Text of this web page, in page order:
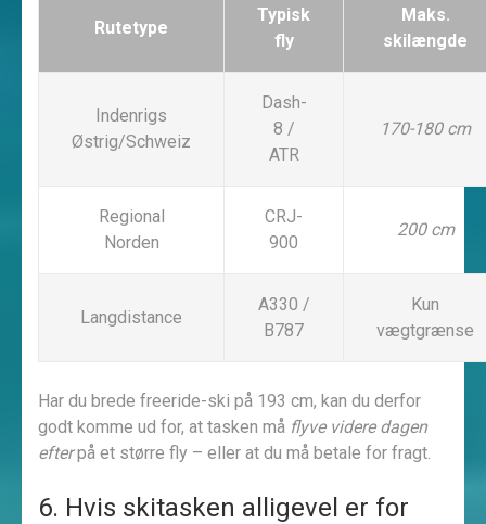
Rutetype
Typisk
fly
Maks.
skilængde
Indenrigs
Østrig/Schweiz
Dash-
8 /
ATR
170-180 cm
Regional
Norden
CRJ-
900
200 cm
Langdistance
A330 /
B787
Kun
vægtgrænse
Har du brede freeride-ski på 193 cm, kan du derfor
godt komme ud for, at tasken må flyve videre dagen
efterpå et større fly – eller at du må betale for fragt.
6. Hvis skitasken alligevel er for